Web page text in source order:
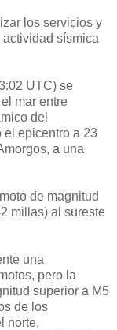
los servicios y
sísmica
UTC) se
mar entre
del
el epicentro a 23
a una
de magnitud
millas) al sureste
una
pero la
superior a M5
de los
norte,